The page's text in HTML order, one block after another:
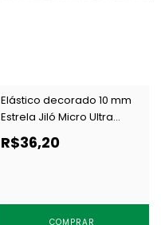
Elástico decorado 10 mm
Estrela Jiló Micro Ultra
preto c/ 25 m
R$36,20
COMPRAR